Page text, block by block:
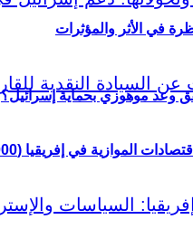
وعد موهوزي بحماية إسرائيل؟
في الأثر والمؤثرات
الموازية في إفريقيا (2000–2026)